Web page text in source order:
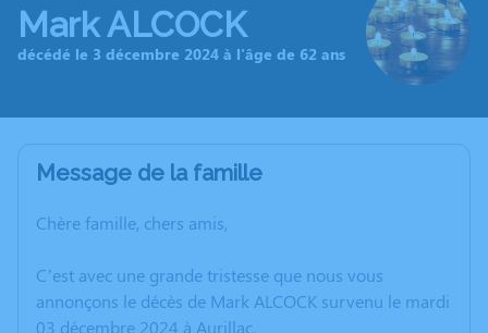
Mark ALCOCK
décédé le 3 décembre 2024 à l'âge de 62 ans
Message de la famille
Chère famille, chers amis,
C’est avec une grande tristesse que nous vous
annonçons le décès de Mark ALCOCK survenu le mardi
03 décembre 2024 à Aurillac.